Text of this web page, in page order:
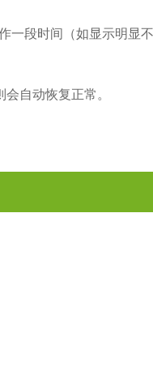
一段时间（如显示明显
自动恢复正常。